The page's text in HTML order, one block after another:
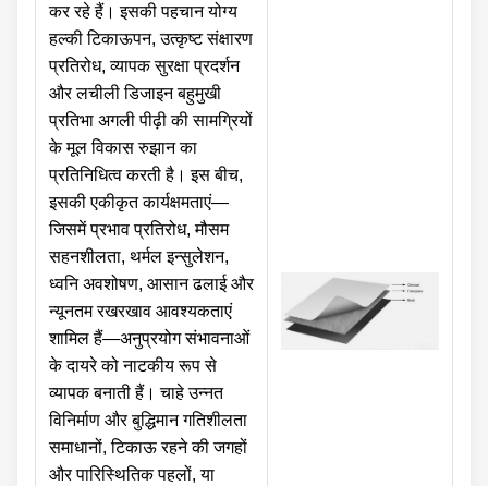
कर रहे हैं। इसकी पहचान योग्य
हल्की टिकाऊपन, उत्कृष्ट संक्षारण
प्रतिरोध, व्यापक सुरक्षा प्रदर्शन
और लचीली डिजाइन बहुमुखी
प्रतिभा अगली पीढ़ी की सामग्रियों
के मूल विकास रुझान का
प्रतिनिधित्व करती है। इस बीच,
इसकी एकीकृत कार्यक्षमताएं—
जिसमें प्रभाव प्रतिरोध, मौसम
सहनशीलता, थर्मल इन्सुलेशन,
ध्वनि अवशोषण, आसान ढलाई और
न्यूनतम रखरखाव आवश्यकताएं
शामिल हैं—अनुप्रयोग संभावनाओं
के दायरे को नाटकीय रूप से
व्यापक बनाती हैं। चाहे उन्नत
विनिर्माण और बुद्धिमान गतिशीलता
समाधानों, टिकाऊ रहने की जगहों
और पारिस्थितिक पहलों, या